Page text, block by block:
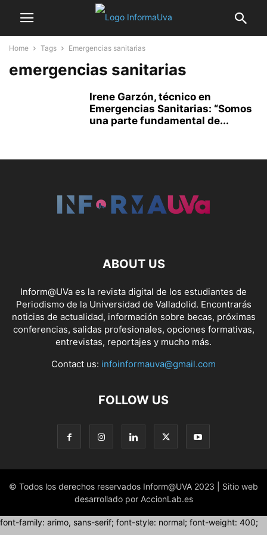
Home Tags Emergencias sanitarias
emergencias sanitarias
Irene Garzón, técnico en
Emergencias Sanitarias: “Somos
una parte fundamental de...
ABOUT US
Inform@UVa es la revista digital de los estudiantes de
Periodismo de la Universidad de Valladolid. Encontrarás
noticias de actualidad, información sobre becas, próximas
conferencias, salidas profesionales, opciones formativas,
entrevistas, reportajes y mucho más.
Contact us: infoinformauva@gmail.com
FOLLOW US
© Todos los derechos reservados Inform@UVA 2023 | Sitio web
desarrollado por AccionLab.es
font-family: arimo, sans-serif; font-style: normal; font-weight: 400;